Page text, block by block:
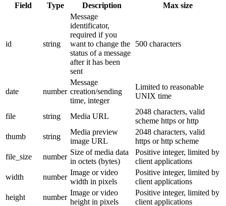
Field Type Description Max size
id string
Message
identificator,
required if you
want to change the
status of a message
after it has been
sent
500 characters
date number
Message
creation/sending
time, integer
Limited to reasonable
UNIX time
file string Media URL
2048 characters, valid
scheme https or http
thumb
string
Media preview
image URL
2048 characters, valid
https or http scheme
file_size
number
Size of media data
in octets (bytes)
Positive integer, limited by
client applications
width
number
Image or video
width in pixels
Positive integer, limited by
client applications
height
number
Image or video
height in pixels
Positive integer, limited by
client applications